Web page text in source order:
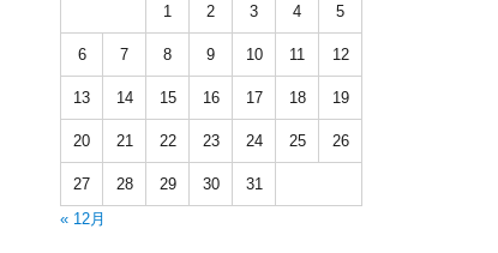
1 2 3 4 5
6 7 8 9 10 11 12
13 14 15 16 17 18 19
20 21 22 23 24 25 26
27 28 29 30
31
« 12月